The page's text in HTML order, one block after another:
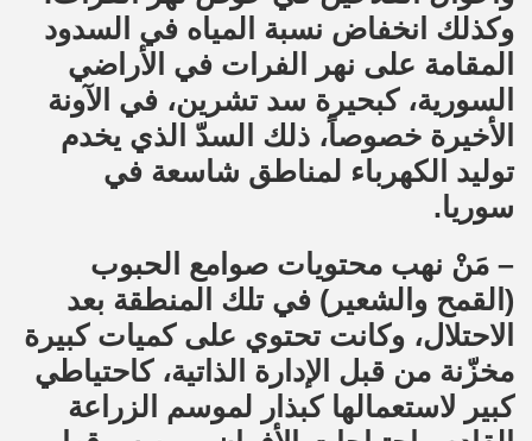
وكذلك انخفاض نسبة المياه في السدود
المقامة على نهر الفرات في الأراضي
السورية، كبحيرة سد تشرين، في الآونة
الأخيرة خصوصاً، ذلك السدّ الذي يخدم
توليد الكهرباء لمناطق شاسعة في
سوريا.
– مَنْ نهب محتويات صوامع الحبوب
(القمح والشعير) في تلك المنطقة بعد
الاحتلال، وكانت تحتوي على كميات كبيرة
مخزّنة من قبل الإدارة الذاتية، كاحتياطي
كبير لاستعمالها كبذار لموسم الزراعة